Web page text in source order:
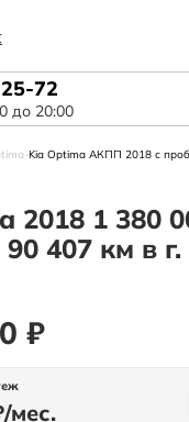
72
до 20:00
-Kia Optima АКПП 2018 с
2018 1 380
407 км в
₽
мес.